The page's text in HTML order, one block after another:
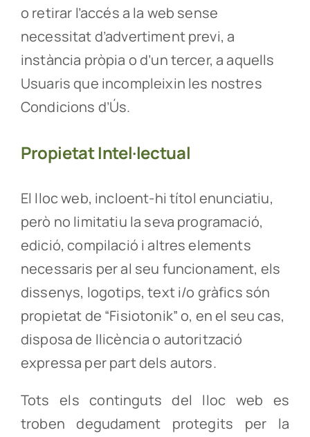
o retirar l’accés a la web sense
necessitat d’advertiment previ, a
instància pròpia o d’un tercer, a aquells
Usuaris que incompleixin les nostres
Condicions d’Ús.
Propietat Intel·lectual
El lloc web, incloent-hi títol enunciatiu,
però no limitatiu la seva programació,
edició, compilació i altres elements
necessaris per al seu funcionament, els
dissenys, logotips, text i/o gràfics són
propietat de “Fisiotonik” o, en el seu cas,
disposa de llicència o autorització
expressa per part dels autors.
Tots els continguts del lloc web es
troben degudament protegits per la